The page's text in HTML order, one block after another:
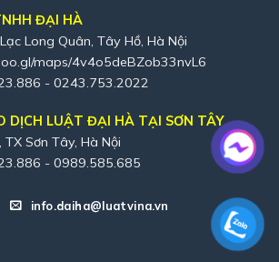
ĐẠI HÀ
Long Quân, Tây Hồ, Hà Nội
maps/4v4o5deBZob33nvL6
- 0243.753.2022
DỊCH LUẬT ĐẠI HÀ TẠI SƠN TÂY
Sơn Tây, Hà Nội
- 0989.585.685
info.daiha@luatvina.vn